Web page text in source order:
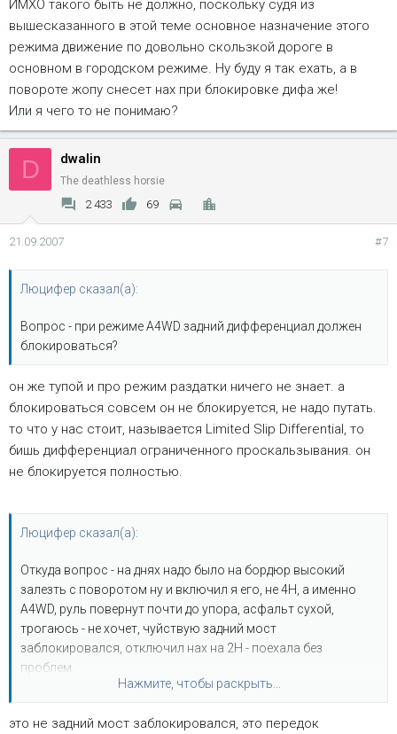
ИМХО такого быть не должно, поскольку судя из
вышесказанного в этой теме основное назначение этого
режима движение по довольно скользкой дороге в
основном в городском режиме. Ну буду я так ехать, а в
повороте жопу снесет нах при блокировке дифа же!
Или я чего то не понимаю?
D dwalin
The deathless horsie
2 433 69
21.09.2007 #7
Люцифер сказал(а):
Вопрос - при режиме A4WD задний дифференциал должен
блокироваться?
он же тупой и про режим раздатки ничего не знает. а
блокироваться совсем он не блокируется, не надо путать.
то что у нас стоит, называется Limited Slip Differential, то
бишь дифференциал ограниченного проскальзывания. он
не блокируется полностью.
Люцифер сказал(а):
Откуда вопрос - на днях надо было на бордюр высокий
залезть с поворотом ну и включил я его, не 4Н, а именно
A4WD, руль повернут почти до упора, асфальт сухой,
трогаюсь - не хочет, чуйствую задний мост
заблокировался, отключил нах на 2Н - поехала без
проблем.
ИМХО такого быть не должно, поскольку судя из
режима движение по довольно скользкой дороге в
Нажмите, чтобы раскрыть...
это не задний мост заблокировался, это передок